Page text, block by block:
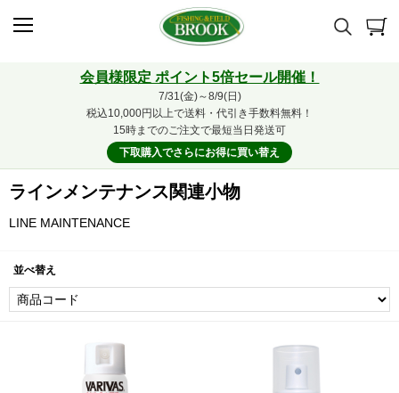
会員様限定 ポイント5倍セール開催！
7/31(金)～8/9(日)
税込10,000円以上で送料・代引き手数料無料！
15時までのご注文で最短当日発送可
下取購入でさらにお得に買い替え
ラインメンテナンス関連小物
LINE MAINTENANCE
並べ替え